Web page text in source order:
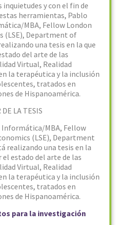
inquietudes y con el fin de
herramientas, Pablo
MBA, Fellow London
(LSE), Department of
una tesis en la que
del arte de las
Virtual, Realidad
la terapéutica y la inclusión
tratados en
de Hispanoamérica.
LA TESIS
Informática/MBA, Fellow
(LSE), Department
realizando una tesis en la
el estado del arte de las
Virtual, Realidad
la terapéutica y la inclusión
tratados en
de Hispanoamérica.
para la investigación